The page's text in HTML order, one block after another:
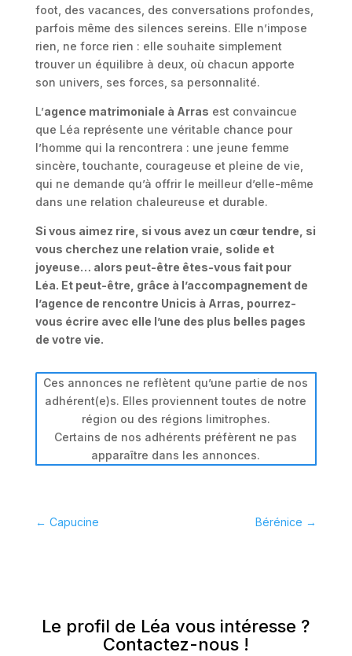
foot, des vacances, des conversations profondes,
parfois même des silences sereins. Elle n’impose
rien, ne force rien : elle souhaite simplement
trouver un équilibre à deux, où chacun apporte
son univers, ses forces, sa personnalité.
L’agence matrimoniale à Arras est convaincue
que Léa représente une véritable chance pour
l’homme qui la rencontrera : une jeune femme
sincère, touchante, courageuse et pleine de vie,
qui ne demande qu’à offrir le meilleur d’elle-même
dans une relation chaleureuse et durable.
Si vous aimez rire, si vous avez un cœur tendre, si
vous cherchez une relation vraie, solide et
joyeuse… alors peut-être êtes-vous fait pour
Léa. Et peut-être, grâce à l’accompagnement de
l’agence de rencontre Unicis à Arras, pourrez-
vous écrire avec elle l’une des plus belles pages
de votre vie.
Ces annonces ne reflètent qu’une partie de nos
adhérent(e)s. Elles proviennent toutes de notre
région ou des régions limitrophes.
Certains de nos adhérents préfèrent ne pas
apparaître dans les annonces.
← Capucine Bérénice →
Le profil de Léa vous intéresse ?
Contactez-nous !